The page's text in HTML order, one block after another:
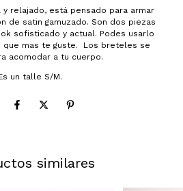
relajado, está pensado para armar
de satin gamuzado. Son dos piezas
sofisticado y actual. Podes usarlo
que mas te guste. Los breteles se
acomodar a tu cuerpo.
un talle S/M.
similares